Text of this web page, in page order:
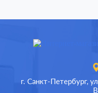
г. Санкт-Петербург,